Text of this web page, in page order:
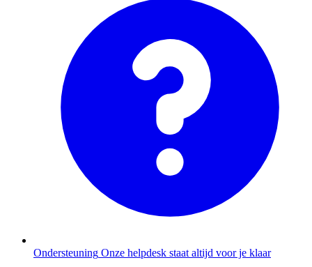
Ondersteuning Onze helpdesk staat altijd voor je klaar